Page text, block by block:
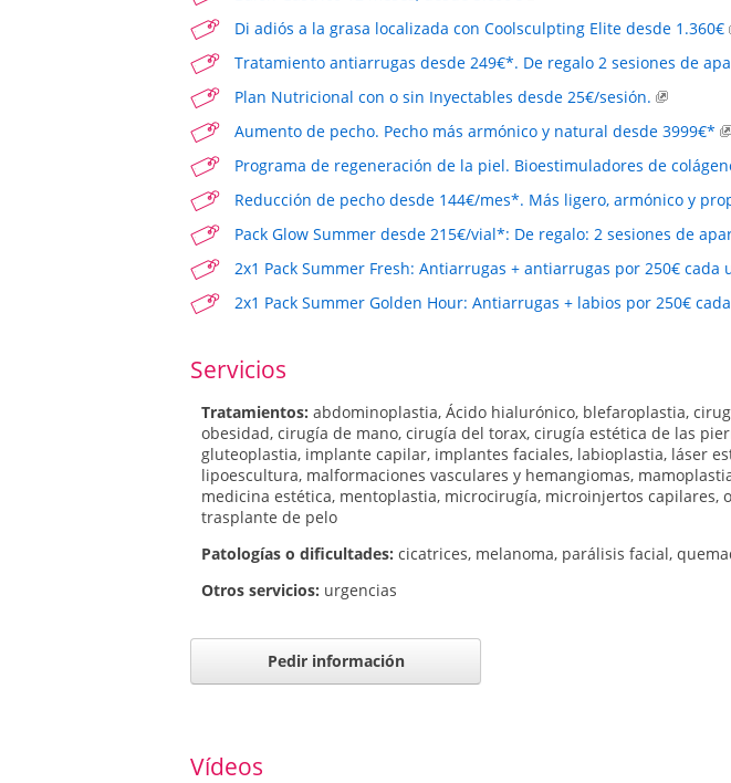
Di adiós a la grasa localizada con Coolsculpting Elite desde 1.360€
Tratamiento antiarrugas desde 249€*. De regalo 2 sesiones de
Plan Nutricional con o sin Inyectables desde 25€/sesión.
Aumento de pecho. Pecho más armónico y natural desde 3999€*
Programa de regeneración de la piel. Bioestimuladores de
Reducción de pecho desde 144€/mes*. Más ligero, armónico y
Pack Glow Summer desde 215€/vial*: De regalo: 2 sesiones de
2x1 Pack Summer Fresh: Antiarrugas + antiarrugas por 250€ cada
2x1 Pack Summer Golden Hour: Antiarrugas + labios por 250€
Servicios
Tratamientos: abdominoplastia, Ácido hialurónico, blefaroplastia,
obesidad, cirugía de mano, cirugía del torax, cirugía estética de las
gluteoplastia, implante capilar, implantes faciales, labioplastia, láser
lipoescultura, malformaciones vasculares y hemangiomas,
medicina estética, mentoplastia, microcirugía, microinjertos capilares,
trasplante de pelo
Patologí­as o dificultades: cicatrices, melanoma, parálisis facial,
Otros servicios: urgencias
Pedir información
Vídeos